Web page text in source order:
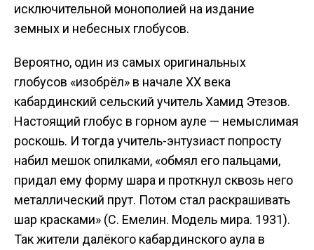
исключительной монополией на издание
земных и небесных глобусов.
Вероятно, один из самых оригинальных
глобусов «изобрёл» в начале ХХ века
кабардинский сельский учитель Хамид Этезов.
Настоящий глобус в горном ауле — немыслимая
роскошь. И тогда учитель-энтузиаст попросту
набил мешок опилками, «обмял его пальцами,
придал ему форму шара и проткнул сквозь него
металлический прут. Потом стал раскрашивать
шар красками» (С. Емелин. Модель мира. 1931).
Так жители далёкого кабардинского аула в